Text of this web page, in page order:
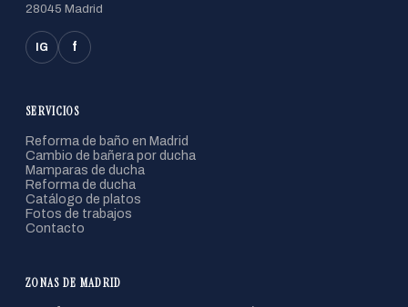
28045 Madrid
IG f
SERVICIOS
Reforma de baño en Madrid
Cambio de bañera por ducha
Mamparas de ducha
Reforma de ducha
Catálogo de platos
Fotos de trabajos
Contacto
ZONAS DE MADRID